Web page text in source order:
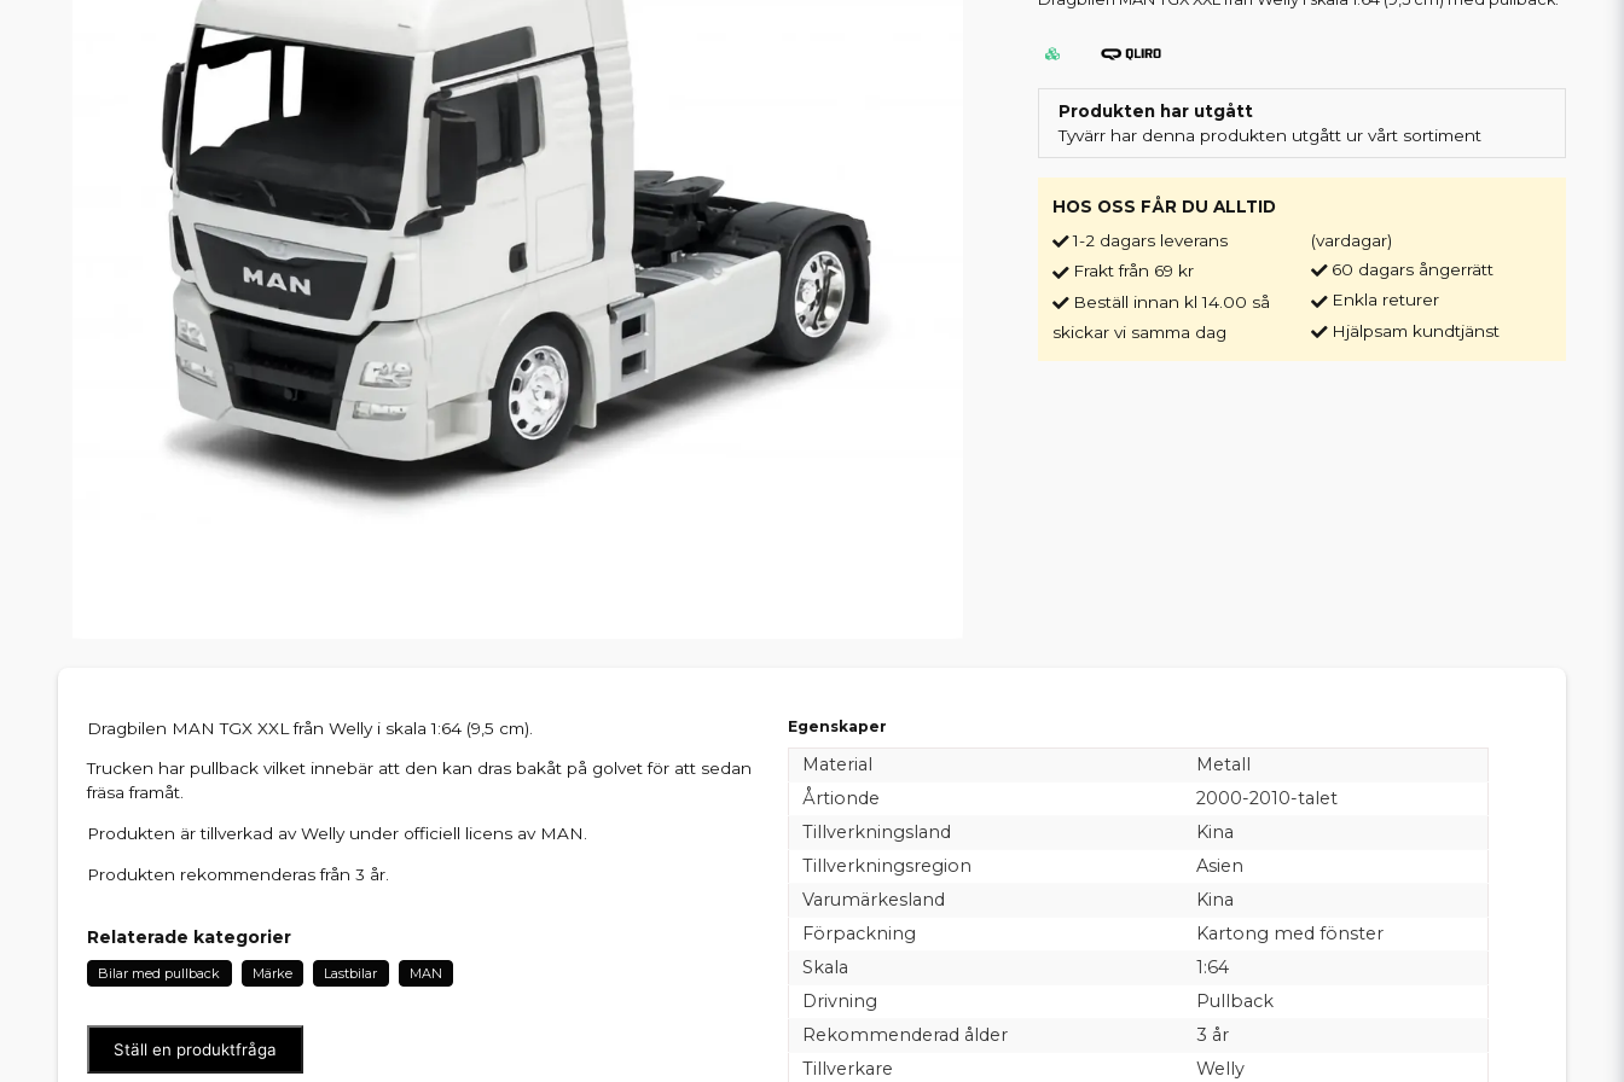
Produkten har utgått
Tyvärr har denna produkten utgått ur vårt sortiment
HOS OSS FÅR DU ALLTID
1-2 dagars leverans
Frakt från 69 kr
Beställ innan kl 14.00 så
skickar vi samma dag
(vardagar)
60 dagars ångerrätt
Enkla returer
Hjälpsam kundtjänst
Dragbilen MAN TGX XXL från Welly i skala 1:64 (9,5 cm).
Trucken har pullback vilket innebär att den kan dras bakåt på golvet för att sedan
fräsa framåt.
Produkten är tillverkad av Welly under officiell licens av MAN.
Produkten rekommenderas från 3 år.
Relaterade kategorier
Bilar med pullback Märke Lastbilar MAN
Ställ en produktfråga
Egenskaper
Material
Metall
Årtionde
2000-2010-talet
Tillverkningsland
Kina
Tillverkningsregion
Asien
Varumärkesland
Kina
Förpackning
Kartong med fönster
Skala
1:64
Drivning
Pullback
Rekommenderad ålder
3 år
Tillverkare
Welly